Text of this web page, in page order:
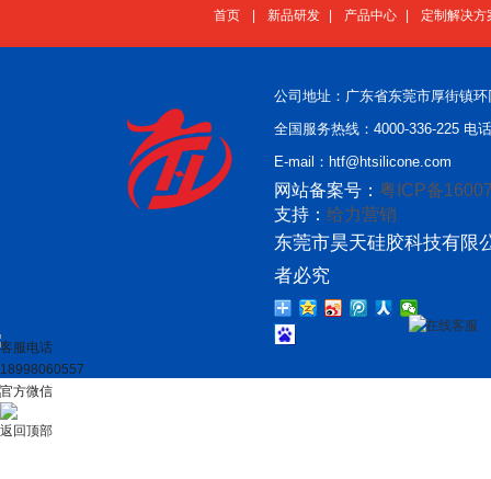
首页 新品研发 产品中心 定制解决方
公司地址：广东省东莞市厚街镇
全国服务热线：4000-336-225 电
E-mail：htf@htsilicone.com
网站备案号： 粤ICP备
支持： 给力营销
东莞市昊天硅胶科技有限
者必究
在线客服
客服电话
18998060557
官方微信
返回顶部